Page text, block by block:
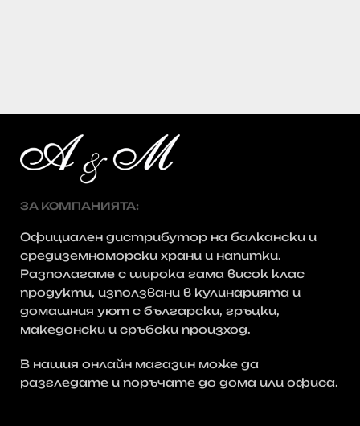
ЗА КОМПАНИЯТА:
Официален дистрибутор на балкански и
средиземноморски храни и напитки.
Разполагаме с широка гама висок клас
продукти, използвани в кулинарията и
домашния уют с български, гръцки,
македонски и сръбски произход.
В нашия онлайн магазин може да
разгледате и поръчате до дома или офиса.